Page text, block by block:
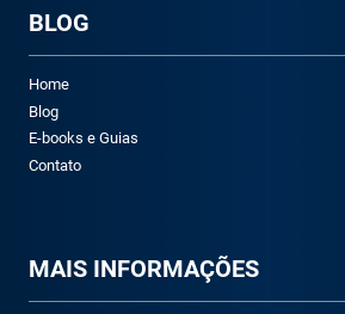
BLOG
Home
Blog
E-books e Guias
Contato
MAIS INFORMAÇÕES